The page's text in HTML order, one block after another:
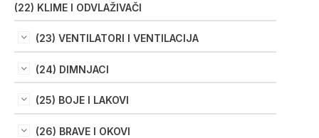
(22) KLIME I ODVLAŽIVAČI
(23) VENTILATORI I VENTILACIJA
(24) DIMNJACI
(25) BOJE I LAKOVI
(26) BRAVE I OKOVI